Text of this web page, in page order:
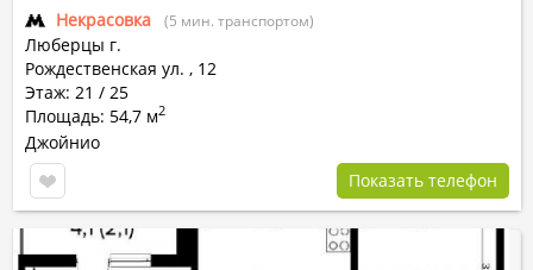
Некрасовка (5 мин. транспортом)
Люберцы г.
Рождественская ул. , 12
Этаж: 21 / 25
Площадь: 54,7 м2
Джойнио
Показать телефон